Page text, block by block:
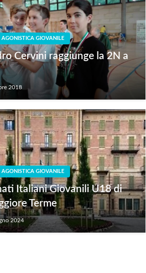
AGONISTICA GIOVANILE
Cervini raggiunge la 2N a
2018
AGONISTICA GIOVANILE
Italiani Giovanili U18 di
Terme
2024